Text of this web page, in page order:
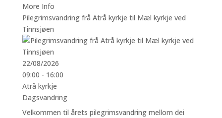
More Info
Pilegrimsvandring frå Atrå kyrkje til Mæl kyrkje ved
Tinnsjøen
22/08/2026
09:00 - 16:00
Atrå kyrkje
Dagsvandring
Velkommen til årets pilegrimsvandring mellom dei